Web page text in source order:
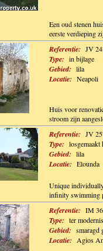
Een oud stenen
eerste verdieping
Referentie: JV
Type: in bijlage
Gebied: lila
Locatie: Neapoli
Huis voor
stroom zijn
Referentie: JV
Type: losgemaakt
Gebied: lila
Locatie: Elounda
Unique
infinity swimming
Referentie: IM
Type: ter
Gebied: smaragd
Locatie: Agios